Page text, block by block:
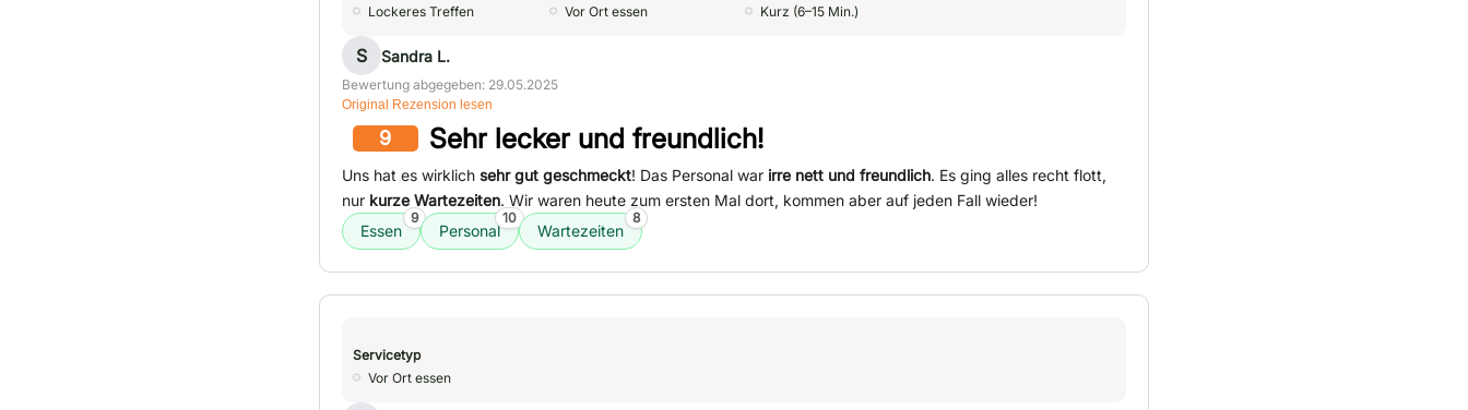
Lockeres Treffen
Vor Ort essen
Kurz (6–15 Min.)
S Sandra L.
Bewertung abgegeben: 29.05.2025
Original Rezension lesen
9 Sehr lecker und freundlich!
Uns hat es wirklich sehr gut geschmeckt! Das Personal war irre nett und freundlich. Es ging alles recht flott,
nur kurze Wartezeiten. Wir waren heute zum ersten Mal dort, kommen aber auf jeden Fall wieder!
Essen
9
Personal
10
Wartezeiten
8
Servicetyp
Vor Ort essen